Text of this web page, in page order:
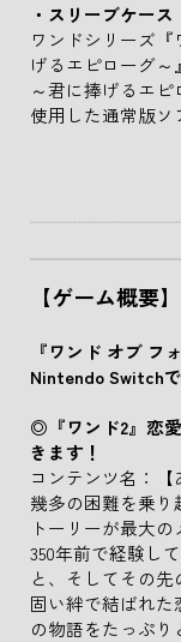
・スリーブケース
ワンドシリーズ
げるエピローグ～
～君に捧げるエ
使用した通常版ソ
【ゲーム概要】
『ワンド オブ フ
Nintendo Switch
◎『ワンド2』恋
きます！
コンテンツ名：【
幾多の困難を乗
トーリーが最大の
350年前で経験し
と、そしてその
固い絆で結ばれ
の物語をたっぷり